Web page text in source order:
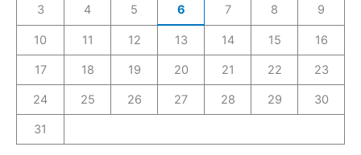
3 4 5 6 7 8 9
10 11 12 13 14 15 16
17 18 19 20 21 22 23
24 25 26 27 28 29 30
31